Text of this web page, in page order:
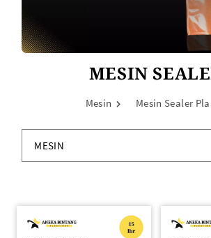
MESIN
Mesin Mesin Sealer
MESIN